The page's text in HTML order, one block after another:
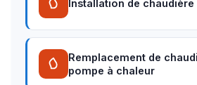
Installation de chaudière
Remplacement de
pompe à chaleur